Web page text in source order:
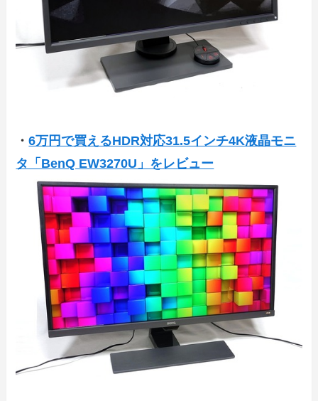
・6万円で買えるHDR対応31.5インチ4K液晶モニ
タ「BenQ EW3270U」をレビュー